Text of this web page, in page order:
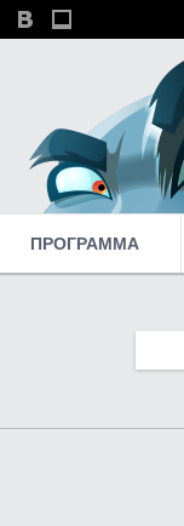
ПРОГРАММА